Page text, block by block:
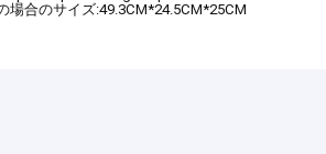
場合のサイズ:49.3CM*24.5CM*25CM